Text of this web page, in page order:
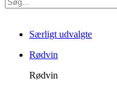
Særligt udvalgte
Rødvin
Rødvin